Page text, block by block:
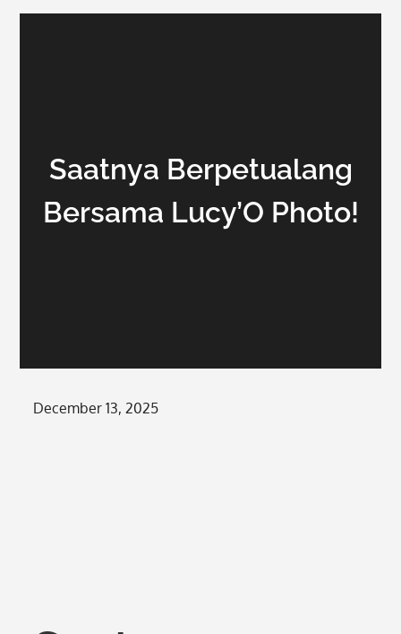
Saatnya Berpetualang
Bersama Lucy’O Photo!
Posted
December 13, 2025